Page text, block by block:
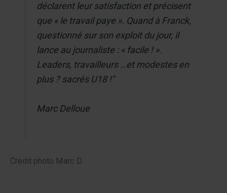
déclarent leur satisfaction et précisent
que « le travail paye ». Quand à Franck,
questionné sur son exploit du jour, il
lance au journaliste : « facile ! ».
Leaders, travailleurs …et modestes en
plus ? sacrés U18 !"
Marc Delloue
Credit photo Marc D.